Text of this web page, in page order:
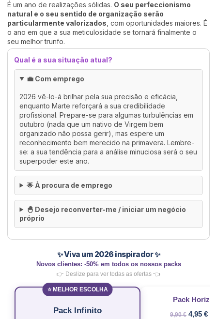
É um ano de realizações sólidas. O seu perfeccionismo
natural e o seu sentido de organização serão
particularmente valorizados , com oportunidades maiores. É
o ano em que a sua meticulosidade se tornará finalmente o
seu melhor trunfo.
Qual é a sua situação atual?
💼 Com emprego
2026 vê-lo-á brilhar pela sua precisão e eficácia,
enquanto Marte reforçará a sua credibilidade
profissional. Prepare-se para algumas turbulências em
outubro (nada que um nativo de Virgem bem
organizado não possa gerir), mas espere um
reconhecimento bem merecido na primavera. Lembre-
se: a sua tendência para a análise minuciosa será o seu
superpoder este ano.
🌟 À procura de emprego
🐣 Desejo reconverter-me / iniciar um negócio
próprio
✨ Viva um 2026 inspirador ✨
Novos clientes: -50% em todos os nossos packs
👉 Deslize para ver todas as ofertas 👈
⭐ MELHOR ESCOLHA
Pack Infinito
Pack
9,90 € 4,95 €